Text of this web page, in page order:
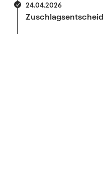
24.04.2026
Zuschlagsentscheid